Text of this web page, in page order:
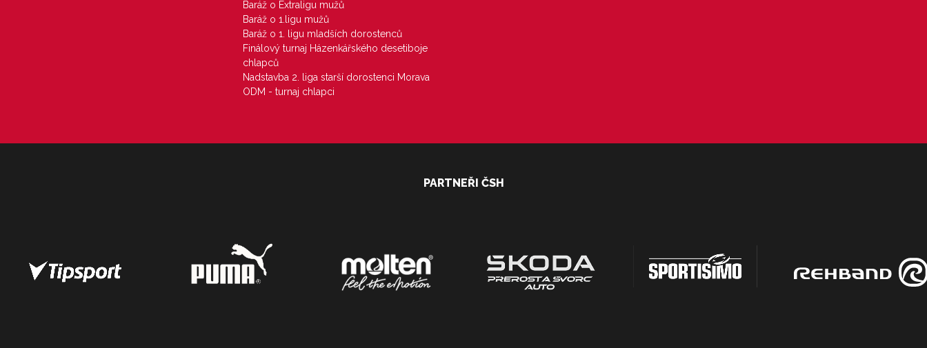
Baráž o Extraligu mužů
Baráž o 1.ligu mužů
Baráž o 1. ligu mladších dorostenců
Finálový turnaj Házenkářského desetiboje
chlapců
Nadstavba 2. liga starší dorostenci Morava
ODM - turnaj chlapci
PARTNEŘI ČSH